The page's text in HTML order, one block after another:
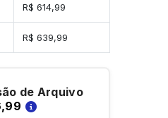
R$ 614,99
R$ 639,99
de Arquivo